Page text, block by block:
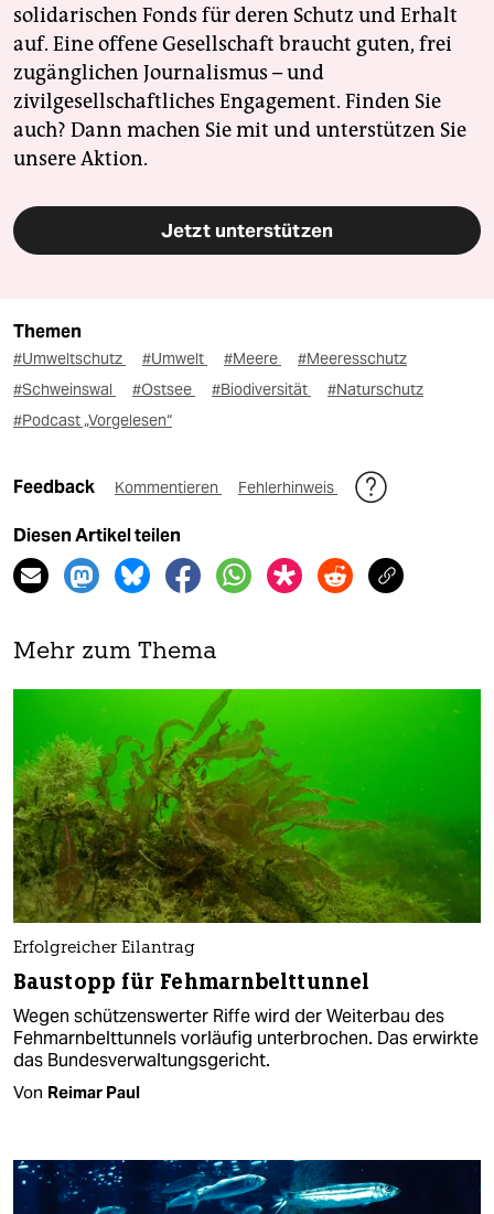
solidarischen Fonds für deren Schutz und Erhalt
auf. Eine offene Gesellschaft braucht guten, frei
zugänglichen Journalismus – und
zivilgesellschaftliches Engagement. Finden Sie
auch? Dann machen Sie mit und unterstützen Sie
unsere Aktion.
Jetzt unterstützen
Themen
#Umweltschutz #Umwelt #Meere
#Meeresschutz
#Schweinswal
#Ostsee #Biodiversität
#Naturschutz
#Podcast „Vorgelesen“
Feedback Kommentieren Fehlerhinweis
Diesen Artikel teilen
Mehr zum Thema
Erfolgreicher Eilantrag
Baustopp für Fehmarnbelttunnel
Wegen schützenswerter Riffe wird der Weiterbau des
Fehmarnbelttunnels vorläufig unterbrochen. Das erwirkte
das Bundesverwaltungsgericht.
Von Reimar Paul